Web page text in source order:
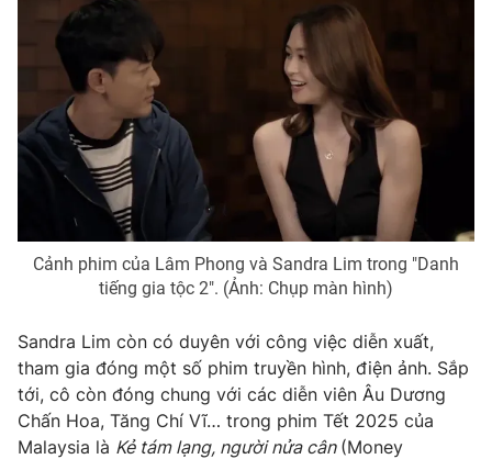
Ðiện thoại Thời báo VTV:
Liên hệ quảng cáo:
® Cấm sao chép dưới mọi hình thức nếu không có sự chấp
thuận bằng văn bản. Ghi rõ nguồn VTV.vn khi phát hành lại
thông tin từ website này.
Cảnh phim của Lâm Phong và Sandra Lim trong "Danh
tiếng gia tộc 2". (Ảnh: Chụp màn hình)
Sandra Lim còn có duyên với công việc diễn xuất,
tham gia đóng một số phim truyền hình, điện ảnh. Sắp
tới, cô còn đóng chung với các diễn viên Âu Dương
Chấn Hoa, Tăng Chí Vĩ… trong phim Tết 2025 của
Malaysia là Kẻ tám lạng, người nửa cân (Money